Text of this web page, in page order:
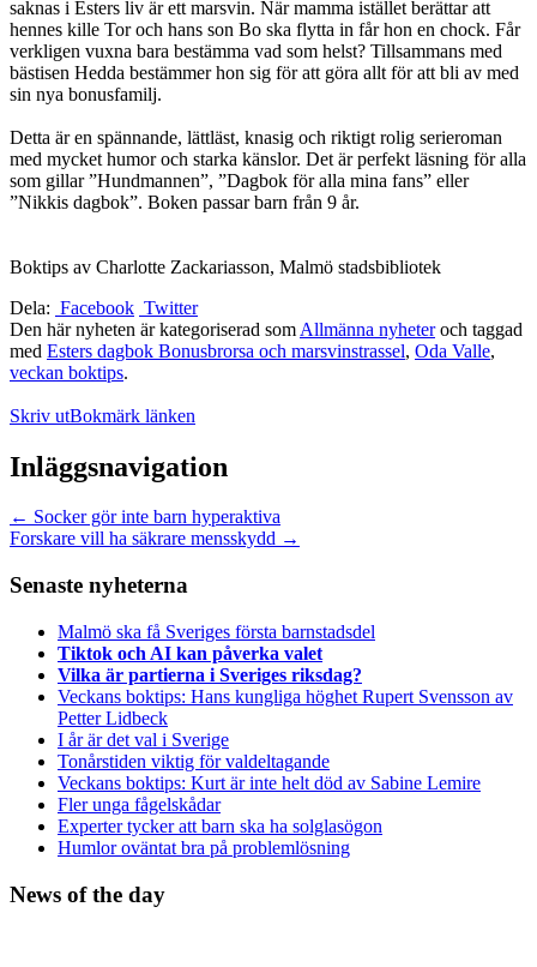
saknas i Esters liv är ett marsvin. När mamma istället berättar att
hennes kille Tor och hans son Bo ska flytta in får hon en chock. Får
verkligen vuxna bara bestämma vad som helst? Tillsammans med
bästisen Hedda bestämmer hon sig för att göra allt för att bli av med
sin nya bonusfamilj.
Detta är en spännande, lättläst, knasig och riktigt rolig serieroman
med mycket humor och starka känslor. Det är perfekt läsning för alla
som gillar ”Hundmannen”, ”Dagbok för alla mina fans” eller
”Nikkis dagbok”. Boken passar barn från 9 år.
Boktips av Charlotte Zackariasson, Malmö stadsbibliotek
Dela: Facebook Twitter
Den här nyheten är kategoriserad som Allmänna nyheteroch taggad
med Esters dagbok Bonusbrorsa och marsvinstrassel, Oda Valle,
veckan boktips.
Skriv utBokmärk länken
Inläggsnavigation
← Socker gör inte barn hyperaktiva
Forskare vill ha säkrare mensskydd →
Senaste nyheterna
Malmö ska få Sveriges första barnstadsdel
Tiktok och AI kan påverka valet
Vilka är partierna i Sveriges riksdag?
Veckans boktips: Hans kungliga höghet Rupert Svensson av
Petter Lidbeck
I år är det val i Sverige
Tonårstiden viktig för valdeltagande
Veckans boktips: Kurt är inte helt död av Sabine Lemire
Fler unga fågelskådar
Experter tycker att barn ska ha solglasögon
Humlor oväntat bra på problemlösning
News of the day